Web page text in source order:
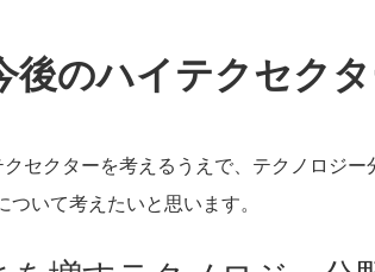
後のハイテクセク
セクターを考えるうえで、テクノロジ
ついて考えたいと思います。